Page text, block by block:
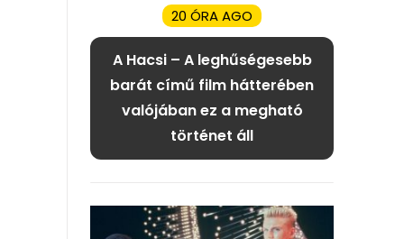
20 ÓRA AGO
A Hacsi – A leghűségesebb
barát című film hátterében
valójában ez a megható
történet áll